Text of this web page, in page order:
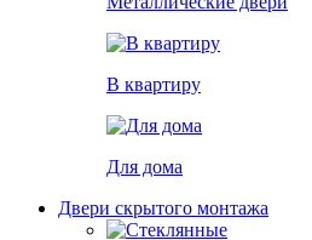
В квартиру
Для дома
Двери скрытого монтажа